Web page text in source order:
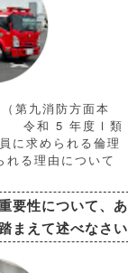
第九消防方面本
令和 5 年度Ⅰ類
に求められる倫理
れる理由について
編＞ ➀問題文の解
ードは 「倫理
あることは間違い
文を構成していく
成としては
要性について、あ
まえて述べなさい